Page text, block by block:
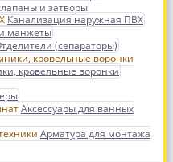
и затворы
Канализация наружная ПВХ
манжеты
(сепараторы)
кровельные воронки
Аксессуары для ванных
Арматура для монтажа